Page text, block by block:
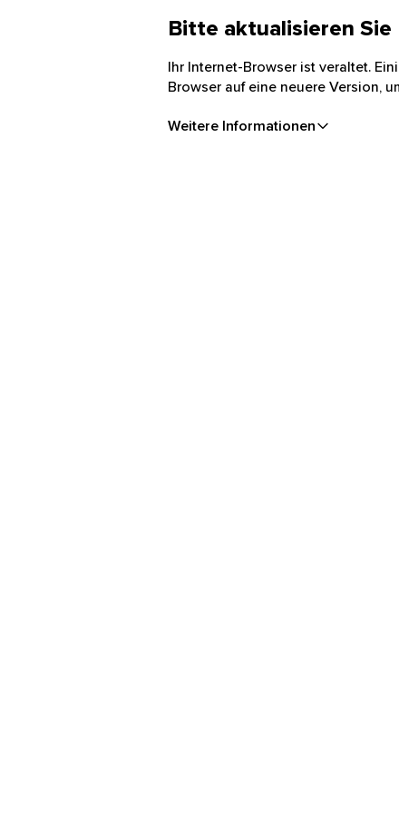
Bitte aktualisieren Sie
Ihr Internet-Browser ist veraltet.
Browser auf eine neuere Version,
Weitere Informationen